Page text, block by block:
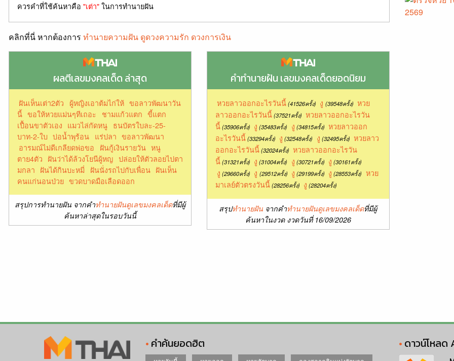
ควรคำที่ใช้ค้นหาคือ "เต่า"ในการทำนายฝัน
คลิกที่นี่ หากต้องการ ทำนายความฝัน ดูดวงความรัก ดวงการเงิน
ผลตีเลขมงคลเด็ด ล่าสุด
ฝันเห็นเต่า2ตัว ผู้หญิงเอาต้มไก่ให้ ขอลาวพัฒนาวัน
นี้ ขอให้หวยแม่นๆทีเถอะ ชามแก้วแตก ขี้แตก
เปื้อนขาตัวเอง แมวไล่กัดหนู ธนบัตรใบละ-25-
บาท-2-ใบ บ่อน้ำพุร้อน แร่ปลา ขอลาวพัฒนา
อารมณ์ไม่ดีเกลียดพ่อขอ
ฝันกู้เงินรายวัน หนู
ตาย4ตัว ฝันว่าได้ล้วงโยนีผู้หญ ปล่อยให้ตัวลอยไปตา
มกลา ฝันได้กินบะหมี่ ฝันนั่งรถไปกับเพื่อน ฝันเห็น
คนแก่นอนป่วย ขวดบาดมือเลือดออก
สรุปการทำนายฝัน จากคำทำนายฝันดูเลขมงคลเด็ดที่มีผู้
ค้นหาล่าสุดในรอบวันนี้
คำทำนายฝัน เลขมงคลเด็ดยอดนิยม
หวยลาวออกอะไรวันนี้ (41526ครั้ง) งู (39548ครั้ง) หวย
ลาวออกอะไรวันนี้(37521ครั้ง) หวยลาวออกอะไรวัน
นี้(35906ครั้ง) งู (35483ครั้ง) งู (34815ครั้ง) หวยลาวออก
อะไรวันนี้(33294ครั้ง) งู (32548ครั้ง) งู (32495ครั้ง) หวยลาว
ออกอะไรวันนี้(32024ครั้ง) หวยลาวออกอะไรวัน
นี้(31321ครั้ง) งู (31004ครั้ง) งู (30721ครั้ง) งู (30161ครั้ง)
งู (29660ครั้ง) งู (29512ครั้ง) งู (29199ครั้ง) งู (28553ครั้ง) หวย
มาเลย์ตัวตรงวันนี้(28256ครั้ง) งู (28204ครั้ง)
สรุปทำนายฝัน จากคำทำนายฝันดูเลขมงคลเด็ดที่มีผู้
ค้นหาในงวด งวดวันที่ 16/09/2026
คำค้นยอดฮิต ดาวน์โหลด